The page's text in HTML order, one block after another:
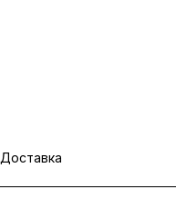
Доставка